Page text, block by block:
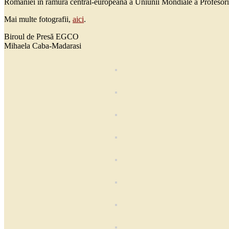
României în ramura central-europeană a Uniunii Mondiale a
Mai multe fotografii, aici.
Biroul de Presă EGCO
Mihaela Caba-Madarasi